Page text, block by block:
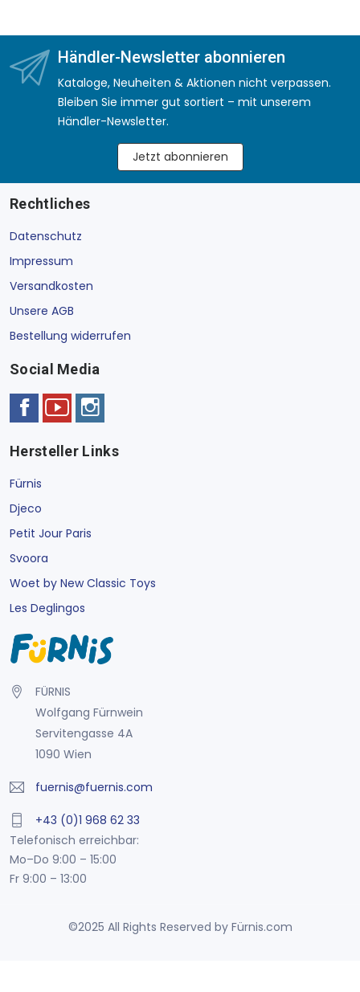
Händler-Newsletter abonnieren
Kataloge, Neuheiten & Aktionen nicht verpassen.
Bleiben Sie immer gut sortiert – mit unserem
Händler-Newsletter.
Jetzt abonnieren
Rechtliches
Datenschutz
Impressum
Versandkosten
Unsere AGB
Bestellung widerrufen
Social Media
Hersteller Links
Fürnis
Djeco
Petit Jour Paris
Svoora
Woet by New Classic Toys
Les Deglingos
FÜRNIS
Wolfgang Fürnwein
Servitengasse 4A
1090 Wien
fuernis@fuernis.com
+43 (0)1 968 62 33
Telefonisch erreichbar:
Mo–Do 9:00 – 15:00
Fr 9:00 – 13:00
©2025 All Rights Reserved by Fürnis.com